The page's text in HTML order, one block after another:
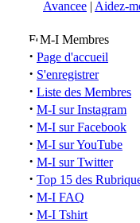
Avancee | Aidez-
M-I Membres
· Page d'accueil
· S'enregistrer
· Liste des Membres
· M-I sur Instagram
· M-I sur Facebook
· M-I sur YouTube
· M-I sur Twitter
· Top 15 des
· M-I FAQ
· M-I Tshirt